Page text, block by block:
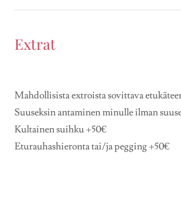
Extrat
Mahdollisista extroista sovittava
Suuseksin antaminen minulle ilman
Kultainen suihku +50€
Eturauhashieronta tai/ja pegging +50€